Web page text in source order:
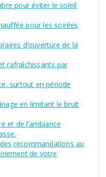
pour éviter le soleil
pour les soirées
d’ouverture de la
rafraîchissants par
surtout en période
en limitant le bruit
et de l’ambiance
recommandations au
de votre